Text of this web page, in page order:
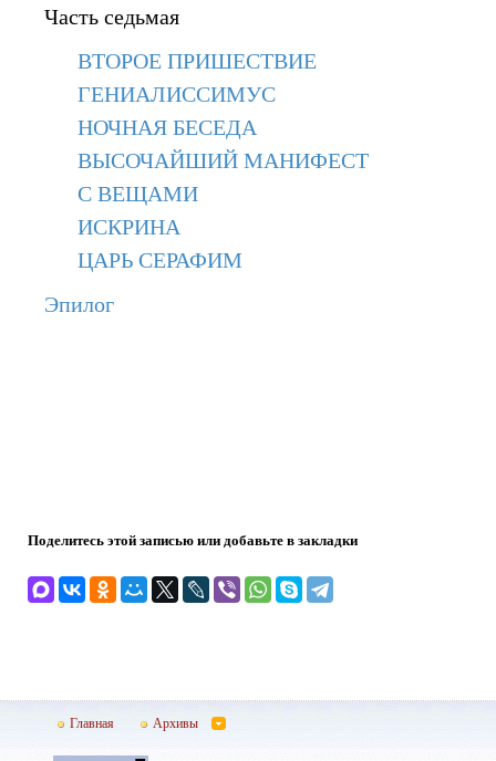
Часть седьмая
ВТОРОЕ ПРИШЕСТВИЕ
ГЕНИАЛИССИМУС
НОЧНАЯ БЕСЕДА
ВЫСОЧАЙШИЙ МАНИФЕСТ
С ВЕЩАМИ
ИСКРИНА
ЦАРЬ СЕРАФИМ
Эпилог
Поделитесь этой записью или добавьте в закладки
Главная Архивы